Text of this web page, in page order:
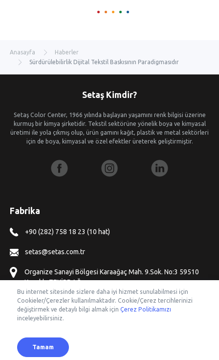
Anasayfa
Haberler
Sürdürülebilirlik Dijital Tekstil Baskısının Paradigmasıdır
Setaş Kimdir?
Setaş Color Center, 1966 yılında başlayan yaşamını renk bilgisi üzerine
kurmuş bir kimya şirketidir. Tekstil sektörüne yönelik boya ve kimyasal
üretimi ile yola çıkmış olup, ürün gamını kağıt, plastik ve metal sektörleri
için de boya, kimyasal ve özel efektler üreterek geliştirmiştir.
Fabrika
+90 (282) 758 18 23 (10 hat)
setas@setas.com.tr
Organize Sanayi Bölgesi Karaağaç Mah. 9.Sok. No:3 59510
Kapaklı, TEKİRDAĞ
Ofisler
© Copyright 2019 SETAŞ
Bu internet sitesinde sizlere daha iyi hizmet sunulabilmesi için
Cookieler/Çerezler kullanılmaktadır. Cookie/Çerez tercihlerinizi
değiştirmek ve detaylı bilgi almak için Çerez Politikamızı
inceleyebilirsiniz.
Tamam